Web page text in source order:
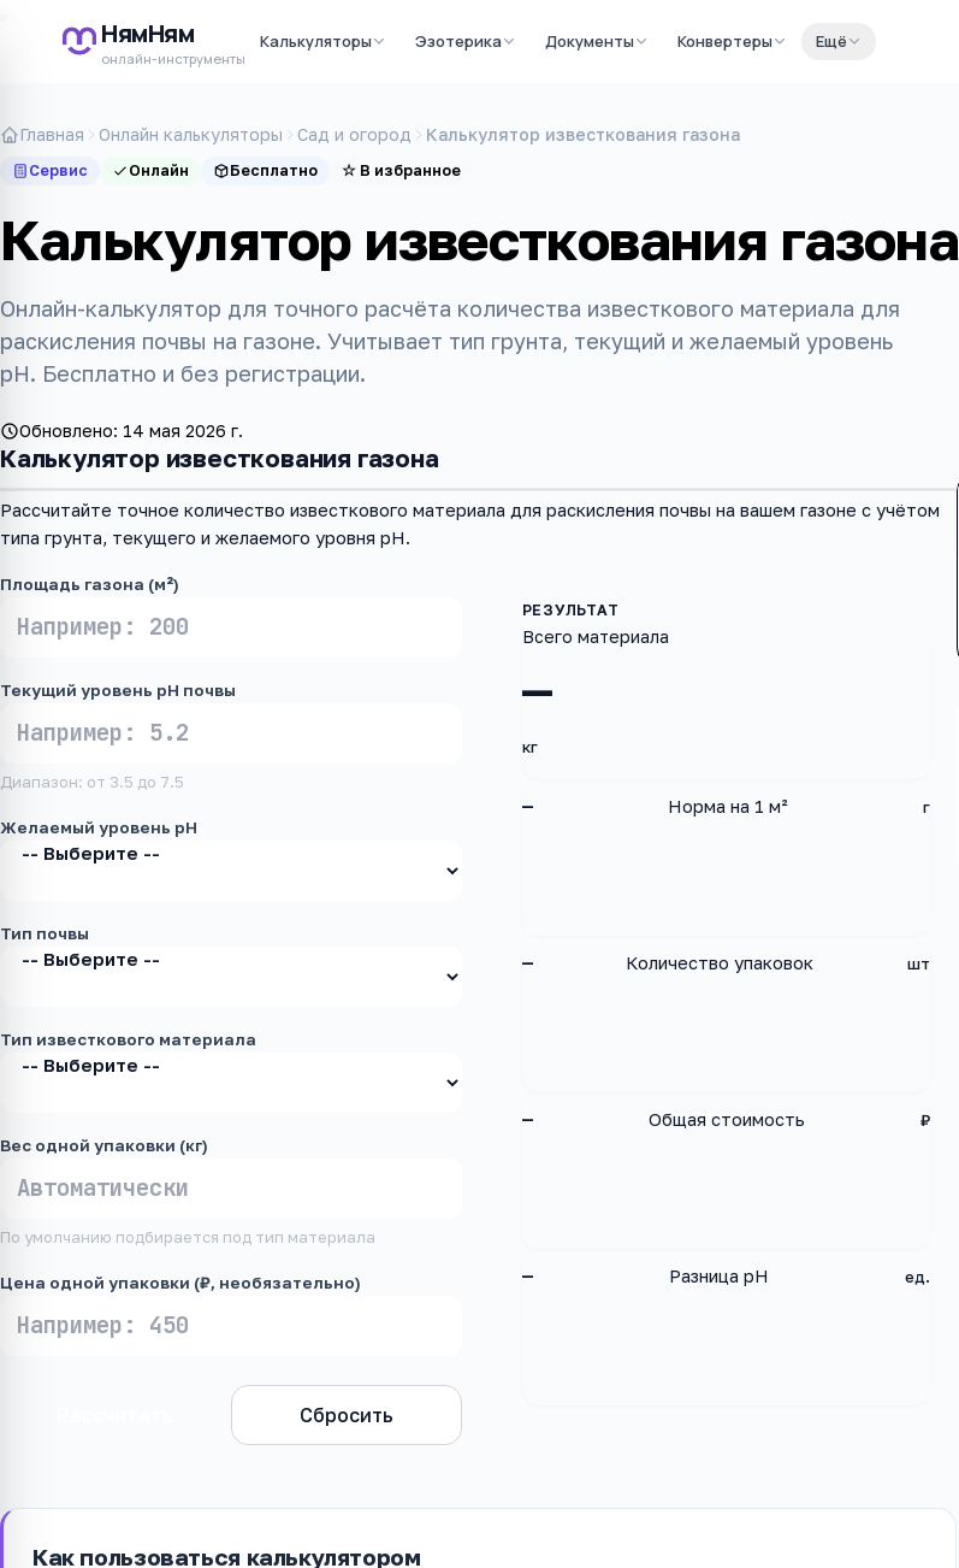
НямНям
онлайн-инструменты
Калькуляторы Эзотерика Документы Конвертеры Ещё
Главная Онлайн калькуляторы Сад и огород Калькулятор известкования газона
Сервис Онлайн Бесплатно ☆ В избранное
Калькулятор известкования газона
Онлайн-калькулятор для точного расчёта количества известкового материала для
раскисления почвы на газоне. Учитывает тип грунта, текущий и желаемый уровень
pH. Бесплатно и без регистрации.
Обновлено: 14 мая 2026 г.
Калькулятор известкования газона
Рассчитайте точное количество известкового материала для раскисления почвы на вашем газоне с учётом
типа грунта, текущего и желаемого уровня pH.
Площадь газона (м²)
Текущий уровень pH почвы
Диапазон: от 3.5 до 7.5
Желаемый уровень pH
Тип почвы
Тип известкового материала
Вес одной упаковки (кг)
По умолчанию подбирается под тип материала
Цена одной упаковки (₽, необязательно)
Сбросить
—
Всего материала
кг
— Норма на 1 м² г
— Количество упаковок шт
— Общая стоимость ₽
— Разница pH ед.
Как пользоваться калькулятором